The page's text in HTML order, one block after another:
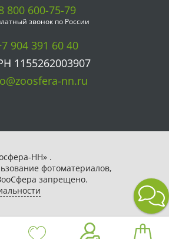
800 600-75-79
звонок по России
904 391 60 40
1155262003907
nn.ru
НН» .
фотоматериалов,
запрещено.